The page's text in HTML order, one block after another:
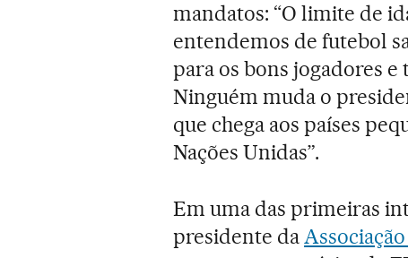
mandatos: “O limite de
entendemos de futebol
para os bons jogadores
Ninguém muda o
que chega aos países
Nações Unidas”.
Em uma das primeiras
presidente da